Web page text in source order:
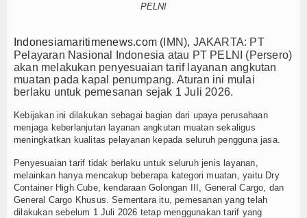
Nasional
News
Olahraga
Religi
Opini
KKP Terapkan Mekanisme Berlapis
Lancar dan Sukses
Menhan RI, Panglima TNI dan Kepala Staf Angkatan
Getarkan Laut Dabo Singkep
Pulau 3T di Jawa Timur
PELNI
Indonesiamaritimenews.com (IMN), JAKARTA: PT
Pelayaran Nasional Indonesia atau PT PELNI (Persero)
akan melakukan penyesuaian tarif layanan angkutan
muatan pada kapal penumpang. Aturan ini mulai
berlaku untuk pemesanan sejak 1 Juli 2026.
Kebijakan ini dilakukan sebagai bagian dari upaya perusahaan
menjaga keberlanjutan layanan angkutan muatan sekaligus
meningkatkan kualitas pelayanan kepada seluruh pengguna jasa.
Penyesuaian tarif tidak berlaku untuk seluruh jenis layanan,
melainkan hanya mencakup beberapa kategori muatan, yaitu Dry
Container High Cube, kendaraan Golongan III, General Cargo, dan
General Cargo Khusus. Sementara itu, pemesanan yang telah
dilakukan sebelum 1 Juli 2026 tetap menggunakan tarif yang